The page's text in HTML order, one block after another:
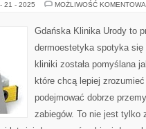
21 - 2025 MOŻLIWOŚĆ
Gdańska Klinika Urody to
dermoestetyka spotyka
kliniki została pomyślana
które chcą lepiej
podejmować dobrze
zabiegów. To nie jest tylko